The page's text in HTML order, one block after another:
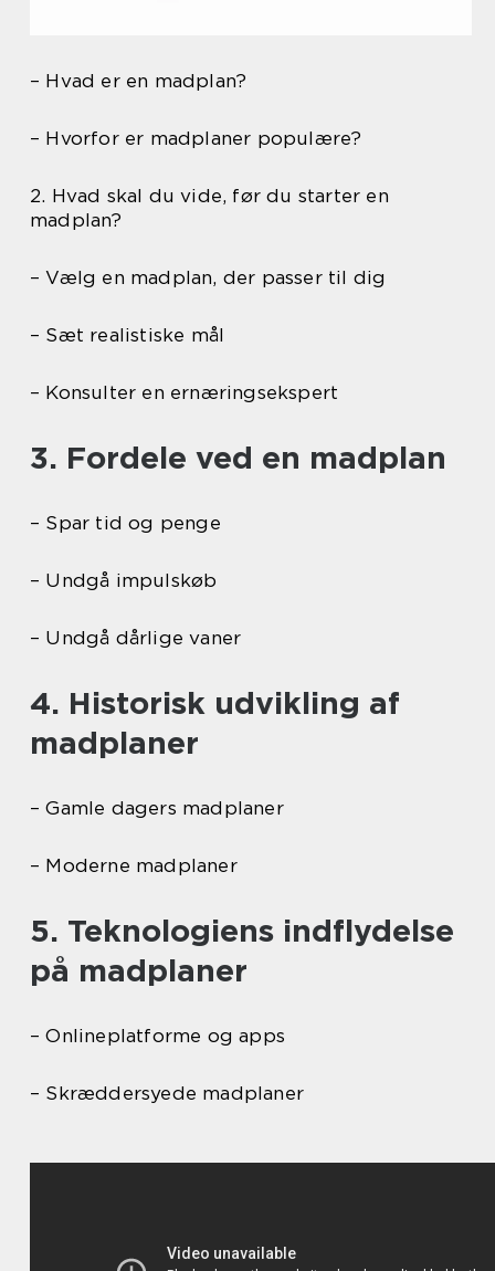
– Hvad er en madplan?
– Hvorfor er madplaner populære?
2. Hvad skal du vide, før du starter en
madplan?
– Vælg en madplan, der passer til dig
– Sæt realistiske mål
– Konsulter en ernæringsekspert
3. Fordele ved en madplan
– Spar tid og penge
– Undgå impulskøb
– Undgå dårlige vaner
4. Historisk udvikling af
madplaner
– Gamle dagers madplaner
– Moderne madplaner
5. Teknologiens indflydelse
på madplaner
– Onlineplatforme og apps
– Skræddersyede madplaner